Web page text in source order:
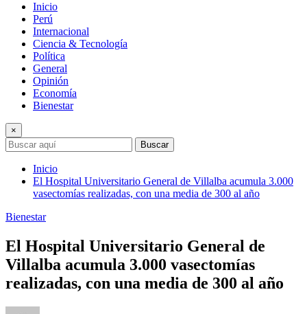
Inicio
Perú
Internacional
Ciencia & Tecnología
Política
General
Opinión
Economía
Bienestar
×
Buscar
Inicio
El Hospital Universitario General de Villalba acumula 3.000
vasectomías realizadas, con una media de 300 al año
Bienestar
El Hospital Universitario General de
Villalba acumula 3.000 vasectomías
realizadas, con una media de 300 al año